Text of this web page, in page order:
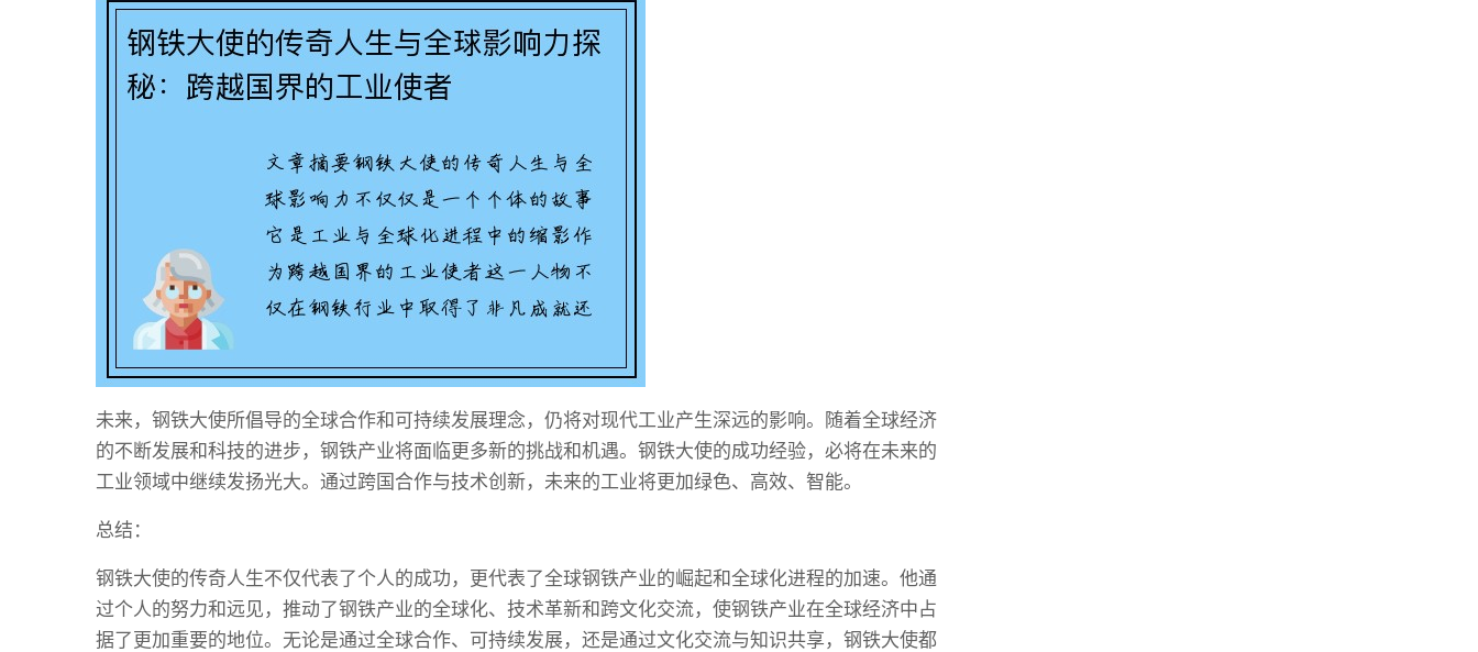
未来，钢铁大使所倡导的全球合作和可持续发展理念，仍将对现代工业产生深远的影响。随着全球经济
的不断发展和科技的进步，钢铁产业将面临更多新的挑战和机遇。钢铁大使的成功经验，必将在未来的
工业领域中继续发扬光大。通过跨国合作与技术创新，未来的工业将更加绿色、高效、智能。
总结：
钢铁大使的传奇人生不仅代表了个人的成功，更代表了全球钢铁产业的崛起和全球化进程的加速。他通
过个人的努力和远见，推动了钢铁产业的全球化、技术革新和跨文化交流，使钢铁产业在全球经济中占
据了更加重要的地位。无论是通过全球合作、可持续发展，还是通过文化交流与知识共享，钢铁大使都